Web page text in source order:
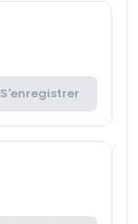
S'enregistrer